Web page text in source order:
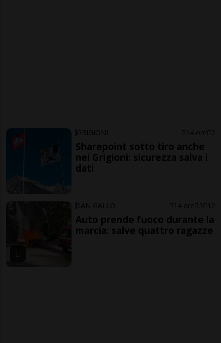
GRIGIONI 14 ore 2
Sharepoint sotto tiro anche
nei Grigioni: sicurezza salva i
dati
SAN GALLO 14 ore 2 12
Auto prende fuoco durante la
marcia: salve quattro ragazze